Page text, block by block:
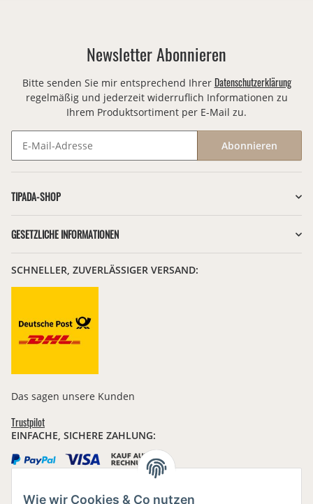
Wie wir Cookies & Co nutzen
Newsletter Abonnieren
Bitte senden Sie mir entsprechend Ihrer Datenschutzerklärung
regelmäßig und jederzeit widerruflich Informationen zu
Ihrem Produktsortiment per E-Mail zu.
Abonnieren
TIPADA-SHOP
GESETZLICHE INFORMATIONEN
SCHNELLER, ZUVERLÄSSIGER VERSAND:
Das sagen unsere Kunden
Trustpilot
EINFACHE, SICHERE ZAHLUNG: